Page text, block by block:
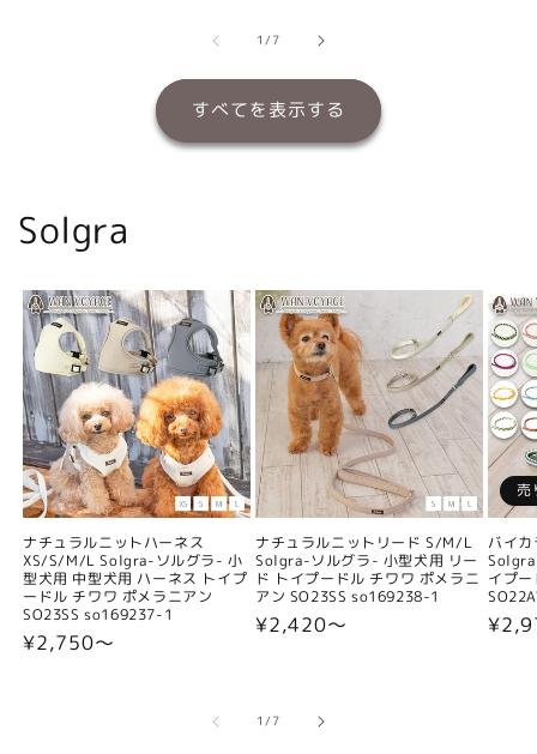
1/の
7
すべてを表示する
Solgra
ナチュラルニットハーネス
XS/S/M/L Solgra-ソルグラ- 小
型犬用 中型犬用 ハーネス トイプ
ードル チワワ ポメラニアン
SO23SS so169237-1
通
¥2,750〜
ナチュラルニットリード S/M/L
Solgra-ソルグラ- 小型犬用 リー
ド トイプードル チワワ ポメラニ
アン SO23SS so169238-1
通
¥2,420〜
売
バイ
イプ
通
1/の
7